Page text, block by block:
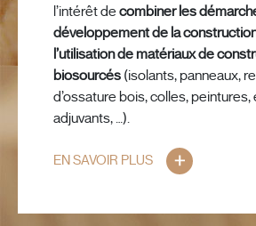
l’intérêt de combiner les
développement de la
l’utilisation de matériaux de
biosourcés (isolants, panneaux,
d’ossature bois, colles, peintures,
adjuvants, …).
EN SAVOIR PLUS